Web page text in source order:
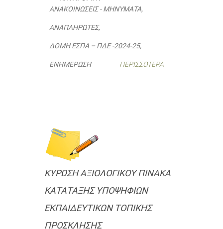
ΑΝΑΚΟΙΝΏΣΕΙΣ - ΜΗΝΎΜΑΤΑ,
ΑΝΑΠΛΗΡΩΤΈΣ,
ΔΟΜΉ ΕΣΠΑ – ΠΔΕ -2024-25,
ΕΝΗΜΈΡΩΣΗ ΠΕΡΙΣΣΌΤΕΡΑ
ΚΥΡΩΣΗ ΑΞΙΟΛΟΓΙΚΟΥ ΠΙΝΑΚΑ
ΚΑΤΑΤΑΞΗΣ ΥΠΟΨΗΦΙΩΝ
ΕΚΠΑΙΔΕΥΤΙΚΩΝ ΤΟΠΙΚΗΣ
ΠΡΟΣΚΛΗΣΗΣ